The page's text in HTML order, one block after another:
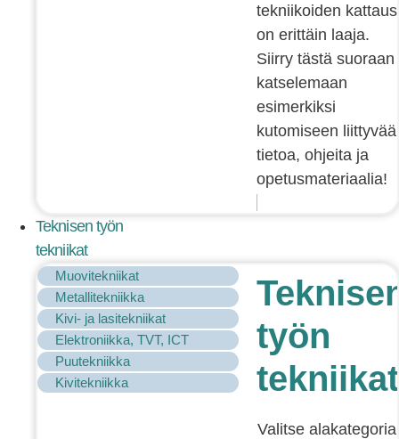
tekniikoiden kattaus
on erittäin laaja.
Siirry tästä suoraan
katselemaan
esimerkiksi
kutomiseen liittyvää
tietoa, ohjeita ja
opetusmateriaalia!
Teknisen työn
tekniikat
Muovitekniikat
Metallitekniikka
Kivi- ja lasitekniikat
Elektroniikka, TVT, ICT
Puutekniikka
Kivitekniikka
työn
tekniikat
Valitse alakategoria